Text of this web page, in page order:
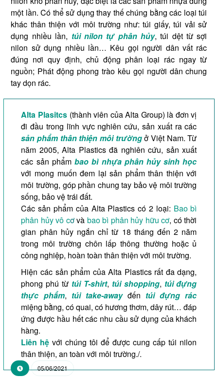
một lần. Có thể sử dụng thay thế chúng bằng các loại túi
khác thân thiện với môi trường như: túi giấy, túi vải sử
dụng nhiều lần, túi nilon tự phân hủy, túi dệt từ sợi
nilon sử dụng nhiều lần… Kêu gọi người dân vất rác
đúng nơi quy định, chủ động phân loại rác ngay từ
nguồn; Phát động phong trào kêu gọi người dân chung
tay dọn rác.
Alta Plasitcs (thành viên của Alta Group) là đơn vị
đi đầu trong lĩnh vực nghiên cứu, sản xuất ra các
sản phẩm thân thiện môi trườngở Việt Nam. Từ
năm 2005, Alta Plastics đã nghiên cứu, sản xuất
các sản phẩmbao bì nhựa phân hủy sinh học
với mong muốn đem lại sản phẩm thân thiện với
môi trường, góp phần chung tay bảo vệ môi trường
sống, bảo vệ trái đất.
Các sản phẩm của Alta Plastics có 2 loại: Bao bì
phân hủy vô cơvà bao bì phân hủy hữu cơ, có thời
gian phân hủy ngắn chỉ từ 18 tháng đến 2 năm
trong môi trường chôn lấp thông thường hoặc ủ
công nghiệp, hoàn toàn thân thiện với môi trường.
Hiện các sản phẩm của Alta Plastics rất đa dạng,
phong phú từ túi T-shirt, túi shopping, túi đựng
thực phẩm, túi take-awayđến túi đựng rác
miệng bằng, có quai, có hương thơm, dây rút… đáp
ứng được hầu hết các nhu cầu sử dụng của khách
hàng.
Liên hệ với chúng tôi để được cung cấp túi nilon
thân thiện, an toàn với môi trường./.
05/06/2021